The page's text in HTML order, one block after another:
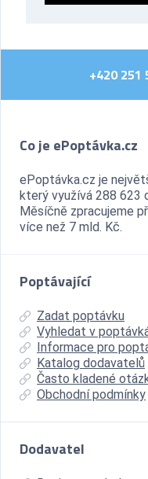
+420 251
Co je ePoptávka.cz
ePoptávka.cz je
který využívá 288 623
Měsíčně zpracujeme
více než 7 mld. Kč.
Poptávající
Zadat poptávku
Vyhledat v
Informace pro
Katalog dodavatelů
Často kladené
Obchodní podmínky
Dodavatel